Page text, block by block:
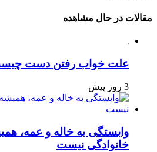
مقالات در حال مشاهده
علت خواب رفتن دست
3 روز پیش
وابستگی به خاله و عمه،
خانوادگی نیست